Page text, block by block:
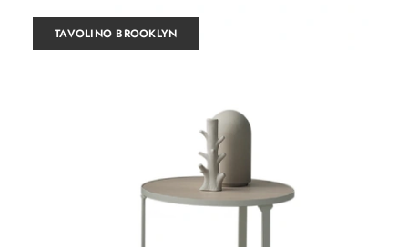
TAVOLINO BROOKLYN